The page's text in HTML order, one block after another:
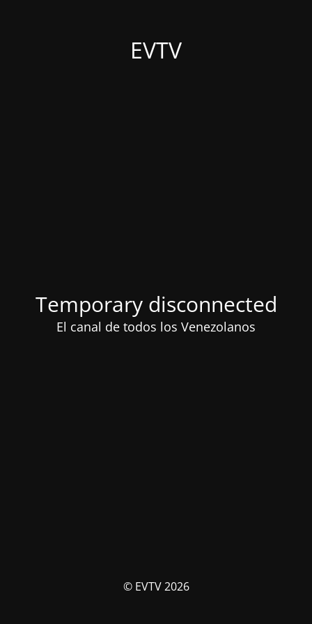
EVTV
Temporary disconnected
El canal de todos los Venezolanos
© EVTV 2026